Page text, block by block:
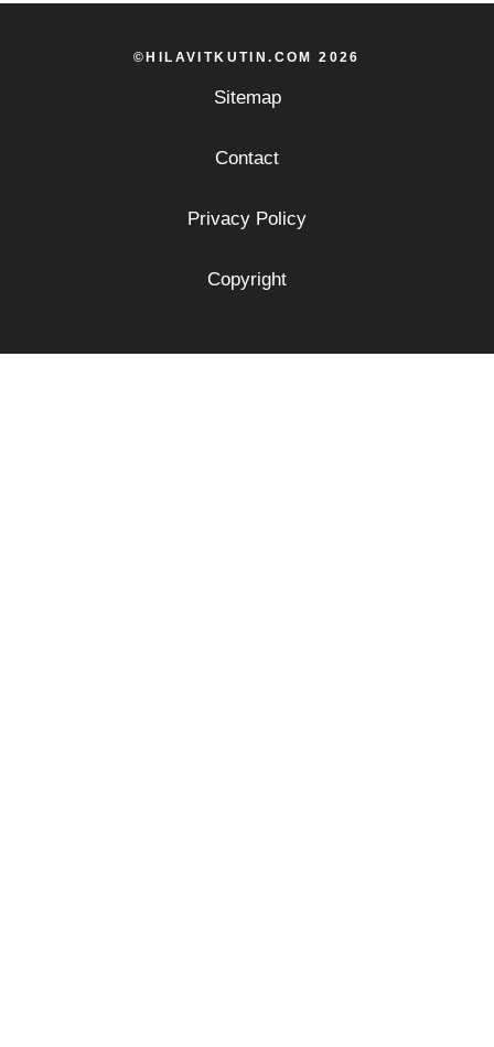
©HILAVITKUTIN.COM 2026
Sitemap
Contact
Privacy Policy
Copyright